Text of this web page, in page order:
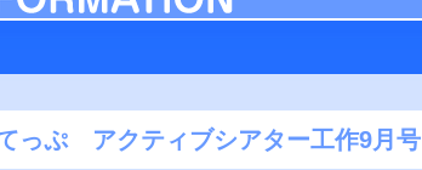
っぷ アクティブシアター工作9月号